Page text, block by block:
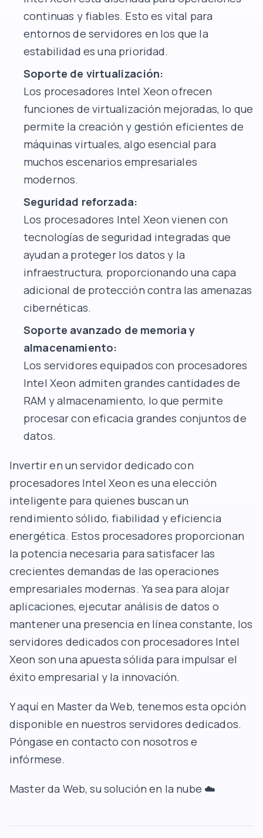
continuas y fiables. Esto es vital para
entornos de servidores en los que la
estabilidad es una prioridad.
Soporte de virtualización:
Los procesadores Intel Xeon ofrecen
funciones de virtualización mejoradas, lo que
permite la creación y gestión eficientes de
máquinas virtuales, algo esencial para
muchos escenarios empresariales
modernos.
Seguridad reforzada:
Los procesadores Intel Xeon vienen con
tecnologías de seguridad integradas que
ayudan a proteger los datos y la
infraestructura, proporcionando una capa
adicional de protección contra las amenazas
cibernéticas.
Soporte avanzado de memoria y
almacenamiento:
Los servidores equipados con procesadores
Intel Xeon admiten grandes cantidades de
RAM y almacenamiento, lo que permite
procesar con eficacia grandes conjuntos de
datos.
Invertir en un servidor dedicado con
procesadores Intel Xeon es una elección
inteligente para quienes buscan un
rendimiento sólido, fiabilidad y eficiencia
energética. Estos procesadores proporcionan
la potencia necesaria para satisfacer las
crecientes demandas de las operaciones
empresariales modernas. Ya sea para alojar
aplicaciones, ejecutar análisis de datos o
mantener una presencia en línea constante, los
servidores dedicados con procesadores Intel
Xeon son una apuesta sólida para impulsar el
éxito empresarial y la innovación.
Y aquí en Master da Web, tenemos esta opción
disponible en nuestros servidores dedicados.
Póngase en contacto con nosotros e
infórmese.
Master da Web, su solución en la nube ☁️